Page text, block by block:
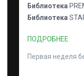
Библиотека
Библиотека
ПОДРОБНЕЕ
Первая неделя